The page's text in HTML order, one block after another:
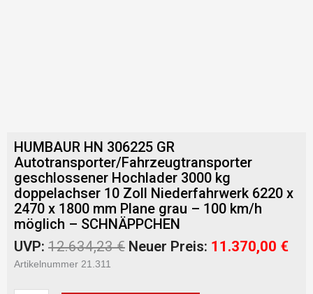
HUMBAUR HN 306225 GR
Autotransporter/Fahrzeugtransporter
geschlossener Hochlader 3000 kg
doppelachser 10 Zoll Niederfahrwerk 6220 x
2470 x 1800 mm Plane grau – 100 km/h
möglich – SCHNÄPPCHEN
UVP: 12.634,23€ Ursprünglicher
Neuer Preis: 11.370,00 €
Artikelnummer 21.311